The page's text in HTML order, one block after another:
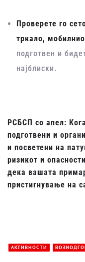
Проверете го
тркало,
подготвен и
најблиски.
РСБСП со апел:
подготвени и
и посветени на
ризикот и
дека вашата
пристигнување на
АКТИВНОСТИ